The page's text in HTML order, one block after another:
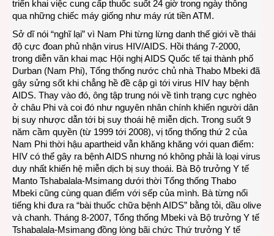
triển khai việc cung cấp thuốc suốt 24 giờ trong ngày thông
qua những chiếc máy giống như máy rút tiền ATM.
Sở dĩ nói “nghĩ lại” vì Nam Phi từng lừng danh thế giới về thái
độ cực đoan phủ nhận virus HIV/AIDS. Hồi tháng 7-2000,
trong diễn văn khai mạc Hội nghị AIDS Quốc tế tại thành phố
Durban (Nam Phi), Tổng thống nước chủ nhà Thabo Mbeki đã
gây sửng sốt khi chẳng hề đề cập gì tới virus HIV hay bệnh
AIDS. Thay vào đó, ông tập trung nói về tình trạng cực nghèo
ở châu Phi và coi đó như nguyên nhân chính khiến người dân
bị suy nhược dẫn tới bị suy thoái hệ miễn dịch. Trong suốt 9
năm cầm quyền (từ 1999 tới 2008), vị tổng thống thứ 2 của
Nam Phi thời hậu apartheid vẫn khăng khăng với quan điểm:
HIV có thể gây ra bệnh AIDS nhưng nó không phải là loại virus
duy nhất khiến hệ miễn dịch bị suy thoái. Bà Bộ trưởng Y tế
Manto Tshabalala-Msimang dưới thời Tổng thống Thabo
Mbeki cũng cùng quan điểm với sếp của mình. Bà từng nổi
tiếng khi đưa ra “bài thuốc chữa bệnh AIDS” bằng tỏi, dầu olive
và chanh. Tháng 8-2007, Tổng thống Mbeki và Bộ trưởng Y tế
Tshabalala-Msimang đồng lòng bãi chức Thứ trưởng Y tế